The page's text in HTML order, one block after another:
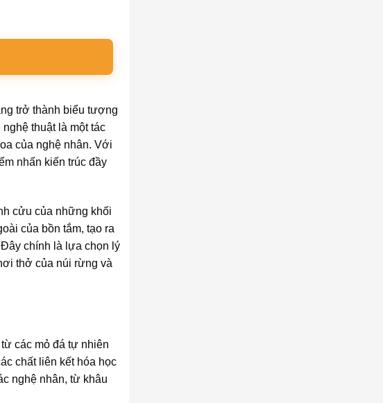
trở thành biểu tượng
thuật là một tác
của nghệ nhân. Với
nhấn kiến trúc đầy
cửu của những khối
của bồn tắm, tạo ra
chính là lựa chọn lý
thở của núi rừng và
các mỏ đá tự nhiên
chất liên kết hóa học
nghệ nhân, từ khâu